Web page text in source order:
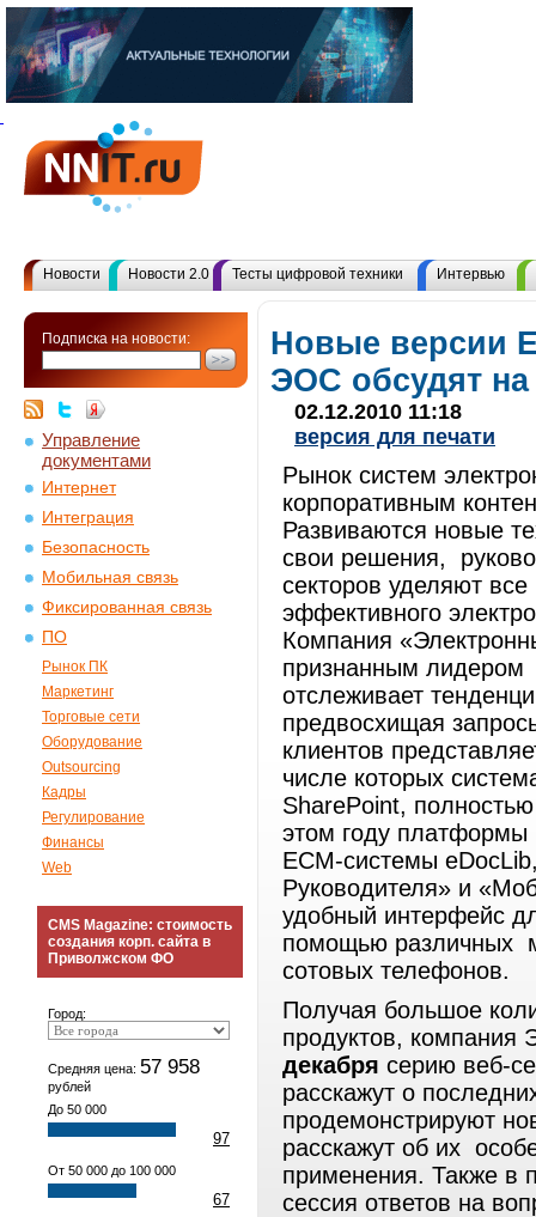
Новости Новости 2.0 Тесты цифровой техники Интервью
Подписка на новости:
Управление
документами
Интернет
Интеграция
Безопасность
Мобильная связь
Фиксированная связь
ПО
Рынок ПК
Маркетинг
Торговые сети
Оборудование
Outsourcing
Кадры
Регулирование
Финансы
Web
CMS Magazine: стоимость
создания корп. сайта в
Приволжском ФО
Город:
Средняя цена: 57 958
рублей
До 50 000
97
От 50 000 до 100 000
67
Новые версии
ЭОС обсудят
02.12.2010 11:18
версия для печати
Рынок систем
корпоративным
Развиваются новые
свои решения,
секторов уделяют
эффективного
Компания
признанным лидером
отслеживает
предвосхищая
клиентов
числе которых
SharePoint,
этом году платформы
ECM-системы
Руководителя» и
удобный интерфейс
помощью различных
сотовых телефонов.
Получая большое
продуктов,
декабря серию веб-
расскажут о
продемонстрируют
расскажут об их
применения. Также в
сессия ответов на